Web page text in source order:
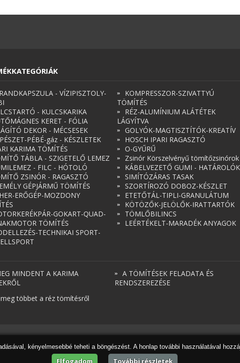
- VÍZIPISZTOLY-
- KULCSKARIKA
KERET - FÓLIA
DEKOR - MÉCSESEK
PÉBÉ-gáz - KÉSZLETEK
KARIMA TÖMÍTÉS
TÁBLA - SZIGETELŐ LEMEZ
- FILC - HÓTOLÓ
ZSINÓR - RAGASZTÓ
GÉPJÁRMŰ TÖMÍTÉS
ERŐGÉP-MOZDONY
GOKART-QUAD-
TÖMÍTÉS
TECHNIKAI SPORT-
KOMPRESSZOR-SZIVATTYÚ
TÖMÍTÉS
RÉZ-ALUMÍNIUM ALÁTÉTEK
LÁGYÍTVA
GOLYÓK-MAGTISZTÍTÓK-KREATÍV
HOSCH IPARI RAGASZTÓ
O-GYŰRŰ
Zsinór Körszelvényű tömítőzsinórok
KÁBELVEZETŐ GUMI - HATÁROLÓK
SIMÍTÓZÁRAS TASAK
SZORTÍROZÓ DOBOZ-KÉSZLET
ETETŐTÁL-TIPLI-GRANULÁTUM
KÖTÖZŐK-JELÖLŐK-IRATTARTÓK
TÖMLŐBILINCS
LEÉRTÉKELT-MARADÉK ANYAGOK
MINDENT A KARIMA
A TÖMÍTÉSEK FELADATA ÉS
RENDSZEREZÉSE
többet a réz tömítésről
kényelmesebbé teheti a böngészést. A honlap további használatával
Elfogadom További részletek